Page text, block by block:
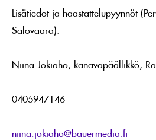
Lisätiedot ja haastattelupyynnöt
Salovaara):
Niina Jokiaho, kanavapäällikkö,
0405947146
niina.jokiaho@bauermedia.fi